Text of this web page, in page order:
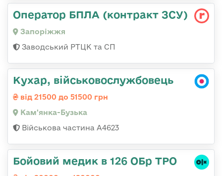
Оператор БПЛА (контракт ЗСУ)
Запоріжжя
Заводський РТЦК та СП
Кухар, військовослужбовець
від 21500 до 51500 грн
Кам'янка-Бузька
Військова частина А4623
Бойовий медик в 126 ОБр ТРО